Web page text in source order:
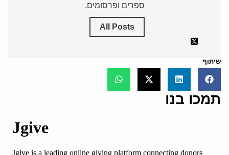
ספרים ופרסומים.
All Posts
שיתוף
תמכו בנו